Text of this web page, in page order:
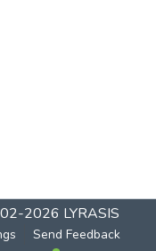
2026 LYRASIS
Send Feedback